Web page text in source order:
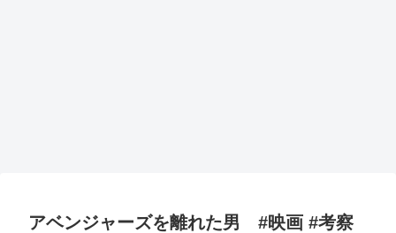
アベンジャーズを離れた男 #映画 #考察